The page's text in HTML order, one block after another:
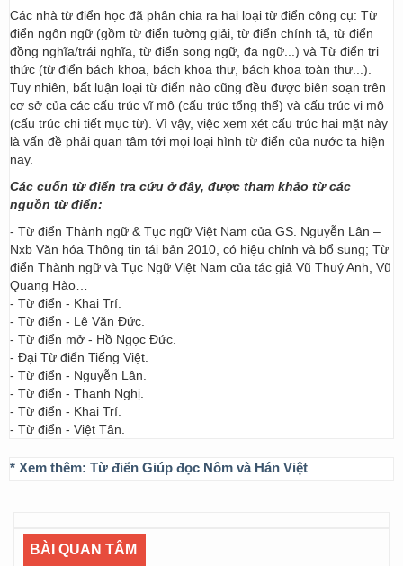
Các nhà từ điển học đã phân chia ra hai loại từ điển công cụ: Từ
điển ngôn ngữ (gồm từ điển tường giải, từ điển chính tả, từ điển
đồng nghĩa/trái nghĩa, từ điển song ngữ, đa ngữ...) và Từ điển tri
thức (từ điển bách khoa, bách khoa thư, bách khoa toàn thư...).
Tuy nhiên, bất luận loại từ điển nào cũng đều được biên soạn trên
cơ sở của các cấu trúc vĩ mô (cấu trúc tổng thể) và cấu trúc vi mô
(cấu trúc chi tiết mục từ). Vì vậy, việc xem xét cấu trúc hai mặt này
là vấn đề phải quan tâm tới mọi loại hình từ điển của nước ta hiện
nay.
Các cuốn từ điển tra cứu ở đây, được tham khảo từ các
nguồn từ điển:
- Từ điển Thành ngữ & Tục ngữ Việt Nam của GS. Nguyễn Lân –
Nxb Văn hóa Thông tin tái bản 2010, có hiệu chỉnh và bổ sung; Từ
điển Thành ngữ và Tục Ngữ Việt Nam của tác giả Vũ Thuý Anh, Vũ
Quang Hào…
- Từ điển - Khai Trí.
- Từ điển - Lê Văn Đức.
- Từ điển mở - Hồ Ngọc Đức.
- Đại Từ điển Tiếng Việt.
- Từ điển - Nguyễn Lân.
- Từ điển - Thanh Nghị.
- Từ điển - Khai Trí.
- Từ điển - Việt Tân.
* Xem thêm: Từ điển Giúp đọc Nôm và Hán Việt
BÀI QUAN TÂM